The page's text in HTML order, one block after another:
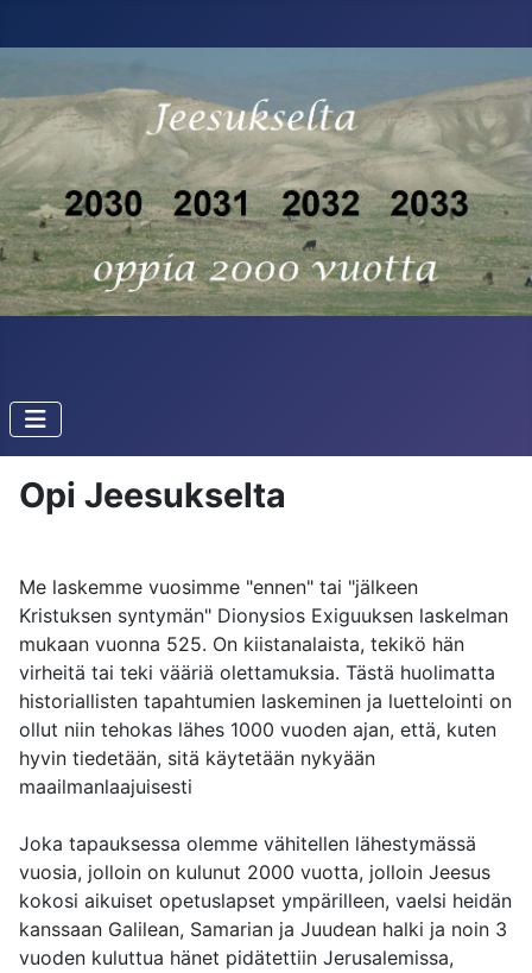
Opi Jeesukselta
Me laskemme vuosimme "ennen" tai "jälkeen
Kristuksen syntymän" Dionysios Exiguuksen laskelman
mukaan vuonna 525. On kiistanalaista, tekikö hän
virheitä tai teki vääriä olettamuksia. Tästä huolimatta
historiallisten tapahtumien laskeminen ja luettelointi on
ollut niin tehokas lähes 1000 vuoden ajan, että, kuten
hyvin tiedetään, sitä käytetään nykyään
maailmanlaajuisesti
Joka tapauksessa olemme vähitellen lähestymässä
vuosia, jolloin on kulunut 2000 vuotta, jolloin Jeesus
kokosi aikuiset opetuslapset ympärilleen, vaelsi heidän
kanssaan Galilean, Samarian ja Juudean halki ja noin 3
vuoden kuluttua hänet pidätettiin Jerusalemissa,